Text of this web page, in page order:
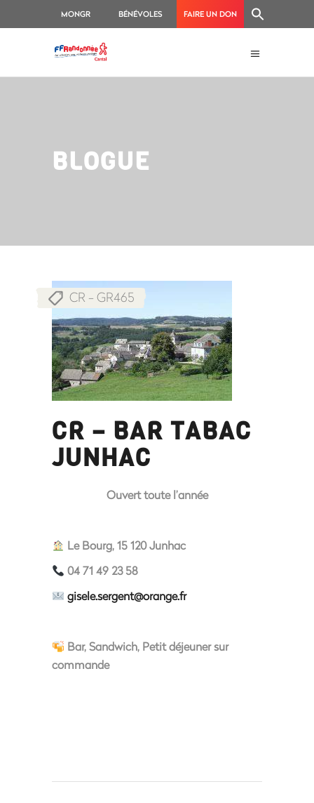
MONGR BÉNÉVOLES FAIRE UN DON
BLOGUE
CR - GR465
CR – BAR TABAC
JUNHAC
Ouvert toute l’année
Le Bourg, 15 120 Junhac
04 71 49 23 58
gisele.sergent@orange.fr
Bar, Sandwich, Petit déjeuner sur
commande